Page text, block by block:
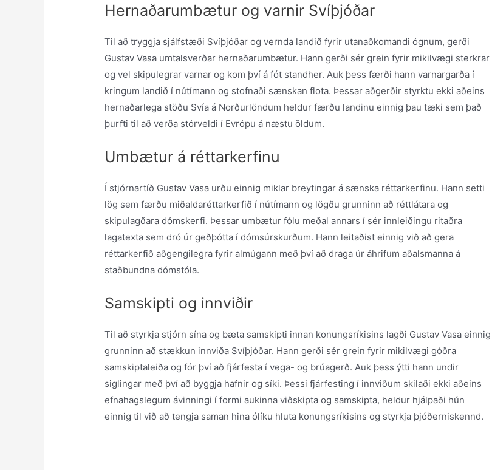
Hernaðarumbætur og varnir Svíþjóðar
Til að tryggja sjálfstæði Svíþjóðar og vernda landið fyrir utanaðkomandi ógnum, gerði
Gustav Vasa umtalsverðar hernaðarumbætur. Hann gerði sér grein fyrir mikilvægi sterkrar
og vel skipulegrar varnar og kom því á fót standher. Auk þess færði hann varnargarða í
kringum landið í nútímann og stofnaði sænskan flota. Þessar aðgerðir styrktu ekki aðeins
hernaðarlega stöðu Svía á Norðurlöndum heldur færðu landinu einnig þau tæki sem það
þurfti til að verða stórveldi í Evrópu á næstu öldum.
Umbætur á réttarkerfinu
Í stjórnartíð Gustav Vasa urðu einnig miklar breytingar á sænska réttarkerfinu. Hann setti
lög sem færðu miðaldaréttarkerfið í nútímann og lögðu grunninn að réttlátara og
skipulagðara dómskerfi. Þessar umbætur fólu meðal annars í sér innleiðingu ritaðra
lagatexta sem dró úr geðþótta í dómsúrskurðum. Hann leitaðist einnig við að gera
réttarkerfið aðgengilegra fyrir almúgann með því að draga úr áhrifum aðalsmanna á
staðbundna dómstóla.
Samskipti og innviðir
Til að styrkja stjórn sína og bæta samskipti innan konungsríkisins lagði Gustav Vasa einnig
grunninn að stækkun innviða Svíþjóðar. Hann gerði sér grein fyrir mikilvægi góðra
samskiptaleiða og fór því að fjárfesta í vega- og brúagerð. Auk þess ýtti hann undir
siglingar með því að byggja hafnir og síki. Þessi fjárfesting í innviðum skilaði ekki aðeins
efnahagslegum ávinningi í formi aukinna viðskipta og samskipta, heldur hjálpaði hún
einnig til við að tengja saman hina ólíku hluta konungsríkisins og styrkja þjóðerniskennd.